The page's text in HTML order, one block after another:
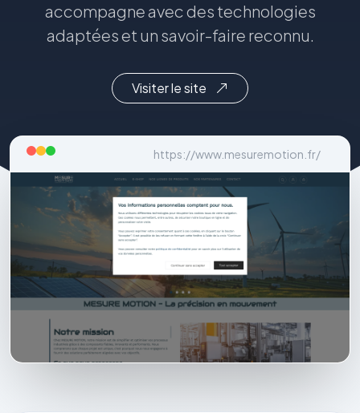
accompagne avec des technologies
adaptées et un savoir-faire reconnu.
Visiter le site
https://www.mesuremotion.fr/